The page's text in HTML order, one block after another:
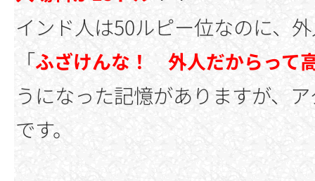
インド人は50ルピー位なのに、
「ふざけんな！ 外人だからって
うになった記憶がありますが、
です。